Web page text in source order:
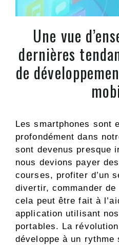
Une vue
dernières
de
Les smartphones sont
profondément dans
sont devenus presque
nous devions payer
courses, profiter d’un
divertir, commander
cela peut être fait à
application utilisant
portables. La
développe à un rythme